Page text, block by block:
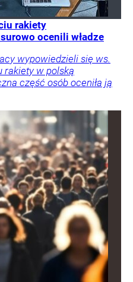
rakiety
ocenili władze
wypowiedzieli się ws.
rakiety w polską
część osób oceniła ją